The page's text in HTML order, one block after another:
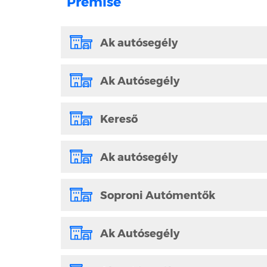
Ak autósegély
Ak Autósegély
Kereső
Ak autósegély
Soproni Autómentők
Ak Autósegély